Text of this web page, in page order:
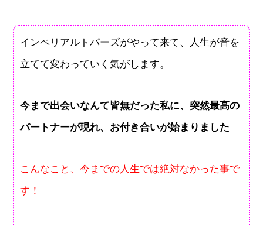
インペリアルトパーズがやって来て、人生が音を
立てて変わっていく気がします。
今まで出会いなんて皆無だった私に、突然最高の
パートナーが現れ、お付き合いが始まりました
こんなこと、今までの人生では絶対なかった事で
す！